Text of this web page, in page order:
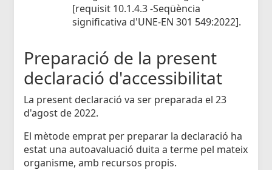
[requisit 10.1.4.3 -Seqüència
significativa d'UNE-EN 301 549:2022].
Preparació de la present
declaració d'accessibilitat
La present declaració va ser preparada el 23
d'agost de 2022.
El mètode emprat per preparar la declaració ha
estat una autoavaluació duita a terme pel mateix
organisme, amb recursos propis.